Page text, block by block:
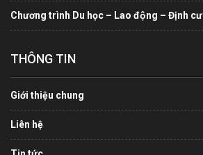
Chương trình Du học – Lao động – Định cư
THÔNG TIN
Giới thiệu chung
Liên hệ